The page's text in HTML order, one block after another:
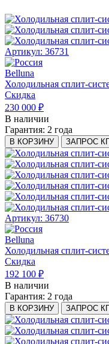
Артикул: 36731
Belluna
Холодильная сплит-
Скидка
230 000 ₽
В наличии
Гарантия: 2 года
В КОРЗИНУ ЗАПРОС КП
Артикул: 36730
Belluna
Холодильная сплит-
Скидка
192 100 ₽
В наличии
Гарантия: 2 года
В КОРЗИНУ ЗАПРОС КП